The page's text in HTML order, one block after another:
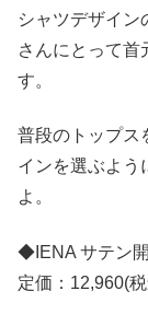
シャツデザイン
さんにとって首
す。
普段のトップス
インを選ぶよう
よ。
◆IENA サテン
定価：12,960(